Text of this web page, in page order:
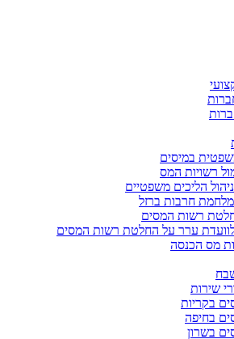
במיסים
רשויות המס
הליכים משפטיים
מלחמת חרבות ברזל
רשות המסים
ערר על החלטת רשות המסים
מס הכנסה
שירות
בקריות
בחיפה
בשרון